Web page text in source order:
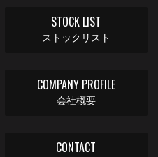
STOCK LIST
ストックリスト
COMPANY PROFILE
会社概要
CONTACT